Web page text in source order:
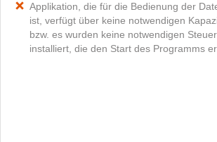
Applikation, die für die Bedienung der
ist, verfügt über keine notwendigen
bzw. es wurden keine notwendigen
installiert, die den Start des Programms